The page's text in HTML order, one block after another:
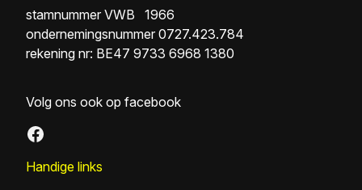
stamnummer VWB 1966
ondernemingsnummer 0727.423.784
rekening nr: BE47 9733 6968 1380
Volg ons ook op facebook
Facebook
Handige links